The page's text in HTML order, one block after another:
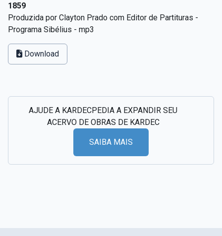
1859
Produzida por Clayton Prado com Editor de Partituras -
Programa Sibélius - mp3
Download
AJUDE A KARDECPEDIA A EXPANDIR SEU
ACERVO DE OBRAS DE KARDEC
SAIBA MAIS